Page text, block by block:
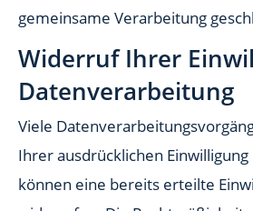
gemeinsame Verarbeitung
Widerruf Ihrer
Datenverarbeitung
Viele
Ihrer ausdrücklichen Einwilligung
können eine bereits erteilte